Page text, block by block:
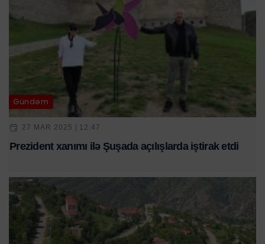
Gündəm
27 MAR 2025 | 12:47
Prezident xanımı ilə Şuşada açılışlarda iştirak etdi